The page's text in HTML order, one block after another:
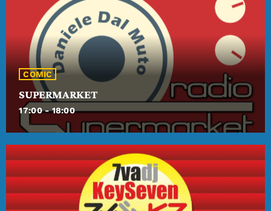
COMIC
SUPERMARKET
17:00 - 18:00